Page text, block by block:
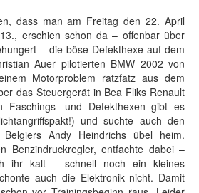
dass man am Freitag den 22. April
erschien schon da – offenbar über
– die böse Defekthexe auf dem
Auer pilotierten BMW 2002 von
Motorproblem ratzfatz aus dem
das Steuergerät in Bea Fliks Renault
Faschings- und Defekthexen gibt es
und suchte auch den
Andy Heindrichs übel heim.
Benzindruckregler, entfachte dabei –
ihr kalt – schnell noch ein kleines
auch die Elektronik nicht. Damit